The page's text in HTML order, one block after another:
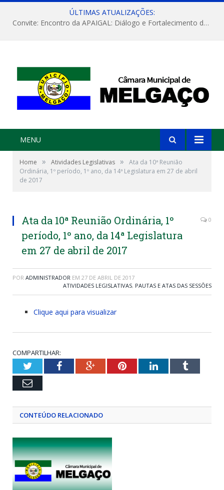
ÚLTIMAS ATUALIZAÇÕES:
Convite: Encontro da APAIGAL: Diálogo e Fortalecimento da Agricultura Familiar
MENU
Home » Atividades Legislativas »
Ata da 10ª Reunião
Ordinária, 1º período, 1º ano, da 14ª Legislatura em 27 de abril
de 2017
Ata da 10ª Reunião Ordinária, 1º
período, 1º ano, da 14ª Legislatura
em 27 de abril de 2017
0
POR ADMINISTRADOR EM 27 DE ABRIL DE 2017
ATIVIDADES LEGISLATIVAS, PAUTAS E ATAS DAS SESSÕES
Clique aqui para visualizar
COMPARTILHAR:
TwitterFacebookGoogle+PinterestLinkedInTumblr
Email
CONTEÚDO RELACIONADO